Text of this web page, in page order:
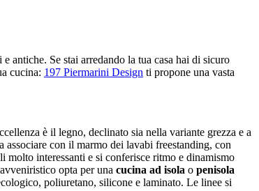
Se stai arredando la tua casa hai di sicuro
cucina: 197 Piermarini Design ti propone una vasta
è il legno, declinato sia nella variante grezza e a
con il marmo dei lavabi freestanding, con
molto interessanti e si conferisce ritmo e dinamismo
opta per una cucina ad isola o penisola
poliuretano, silicone e laminato. Le linee si